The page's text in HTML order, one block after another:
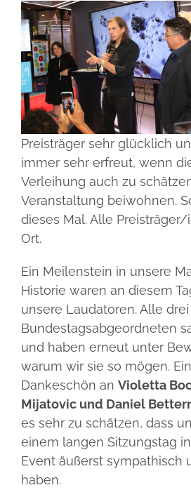
Preisträger sehr glücklich
immer sehr erfreut, wenn
Verleihung auch zu
Veranstaltung beiwohnen.
dieses Mal. Alle
Ort.
Ein Meilenstein in unsere
Historie waren an diesem
unsere Laudatoren. Alle
Bundestagsabgeordneten
und haben erneut unter
warum wir sie so mögen.
Dankeschön an Violetta
Mijatovic und Daniel
es sehr zu schätzen, dass
einem langen Sitzungstag
Event äußerst sympathisch
haben.